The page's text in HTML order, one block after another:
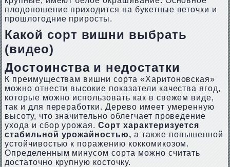
плодоношение приходится на букетные веточки и
прошлогодние приросты.
Какой сорт вишни выбрать
(видео)
Достоинства и недостатки
К преимуществам вишни сорта «Харитоновская»
можно отнести высокие показатели качества ягод,
которые можно использовать как в свежем виде,
так и для переработки. Дерево имеет умеренную
высоту, что значительно облегчает проведение
ухода и сбор урожая.Сорт характеризуется
стабильной урожайностью, а также повышенной
устойчивостью к поражению коккомикозом.
Определенным минусом сорта можно считать
достаточно крупную косточку.